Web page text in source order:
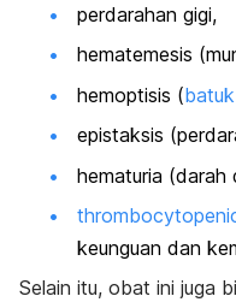
perdarahan gigi,
hematemesis
hemoptisis (
epistaksis
hematuria (darah
keunguan dan
Selain itu, obat ini juga